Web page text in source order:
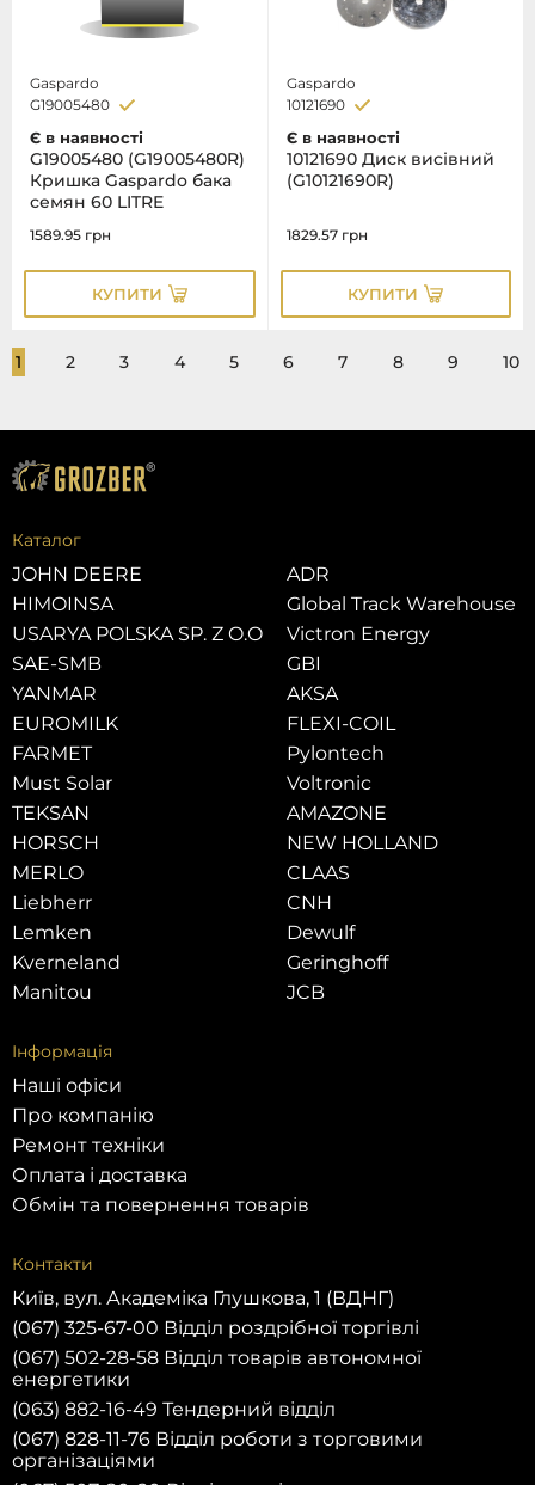
Gaspardo
G19005480
Є в наявності
G19005480 (G19005480R)
Кришка Gaspardo бака
семян 60 LITRE
1589.95 грн
КУПИТИ
Gaspardo
10121690
Є в наявності
10121690 Диск висівний
(G10121690R)
1829.57 грн
КУПИТИ
1 2 3 4 5 6 7 8 9 10
Каталог
JOHN DEERE
HIMOINSA
USARYA POLSKA SP. Z O.O
SAE-SMB
YANMAR
EUROMILK
FARMET
Must Solar
TEKSAN
HORSCH
MERLO
Liebherr
Lemken
Kverneland
Manitou
ADR
Global Track Warehouse
Victron Energy
GBI
AKSA
FLEXI-COIL
Pylontech
Voltronic
AMAZONE
NEW HOLLAND
CLAAS
CNH
Dewulf
Geringhoff
JCB
Інформація
Наші офіси
Про компанію
Ремонт техніки
Оплата і доставка
Обмін та повернення товарів
Контакти
Київ, вул. Академіка Глушкова, 1 (ВДНГ)
(067) 325-67-00 Відділ роздрібної торгівлі
(067) 502-28-58 Відділ товарів автономної
енергетики
(063) 882-16-49 Тендерний відділ
(067) 828-11-76 Відділ роботи з торговими
організаціями